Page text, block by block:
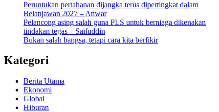
Peruntukan pertahanan dijangka terus dipertingkat dalam
Belanjawan 2027 – Anwar
Pelancong asing salah guna PLS untuk berniaga dikenakan
tindakan tegas – Saifuddin
Bukan salah bangsa, tetapi cara kita berfikir
Kategori
Berita Utama
Ekonomi
Global
Hiburan